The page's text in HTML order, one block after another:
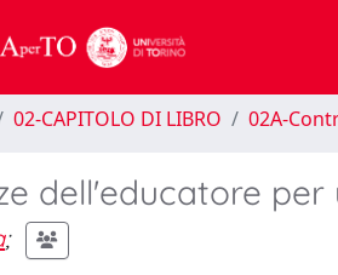
02-CAPITOLO DI LIBRO 02A-
dell'educatore
;